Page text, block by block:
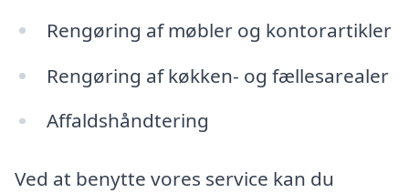
Rengøring af møbler og kontorartikler
Rengøring af køkken- og fællesarealer
Affaldshåndtering
Ved at benytte vores service kan du